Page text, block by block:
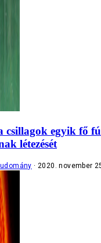
csillagok egyik fő
létezését
2020. november